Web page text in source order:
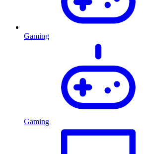
Gaming
Gaming